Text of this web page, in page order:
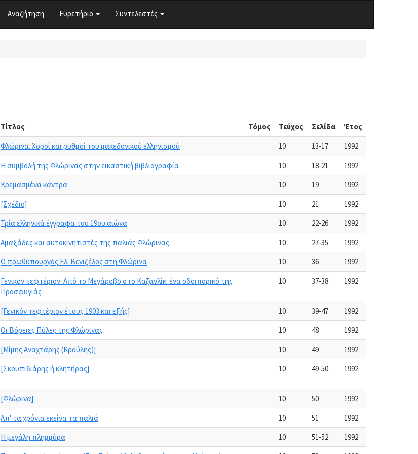
Αναζήτηση Ευρετήριο Συντελεστές
Τίτλος Τόμος Τεύχος Σελίδα Έτος
Φλώρινα. Χοροί και ρυθμοί του μακεδονικού ελληνισμού 10 13-17
1992
Η συμβολή της Φλώρινας στην εικαστική βιβλιογραφία 10 18-21
1992
Κρεμασμένα κάντρα 10 19
1992
[Σχέδιο] 10 21
1992
Τρία ελληνικά έγγραφα του 19ου αιώνα 10 22-26
1992
Αμαξάδες και αυτοκινητιστές της παλιάς Φλώρινας 10 27-35
1992
Ο πρωθυπουργός Ελ. Βενιζέλος στη Φλώρινα 10 36
1992
Γενικόν τεφτέριον. Από το Μεγάροβο στο Καζανλίκ: ένα οδοιπορικό της
Προσφυγιάς
10 37-38 1992
[Γενικόν τεφτέριον έτους 1903 και εξής] 10 39-47
1992
Οι Βόρειες Πύλες της Φλώρινας 10 48
1992
[Μίμης Αναχτάρης (Κρούλης)] 10 49
1992
[Σκουπιδιάρης ή κλητήρας] 10 49-50 1992
[Φλώρινα] 10 50
1992
Απ' τα χρόνια εκείνα τα παλιά 10 51
1992
Η μεγάλη πλημμύρα 10 51-52
1992